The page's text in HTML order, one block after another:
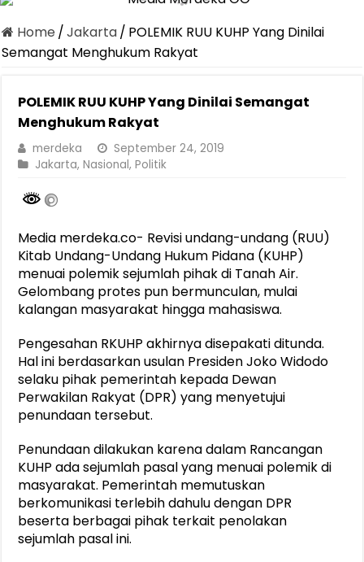
Home /Jakarta/ POLEMIK RUU KUHP Yang Dinilai
Semangat Menghukum Rakyat
POLEMIK RUU KUHP Yang Dinilai Semangat
Menghukum Rakyat
merdeka
September 24, 2019
Jakarta,Nasional,Politik
Media merdeka.co- Revisi undang-undang (RUU)
Kitab Undang-Undang Hukum Pidana (KUHP)
menuai polemik sejumlah pihak di Tanah Air.
Gelombang protes pun bermunculan, mulai
kalangan masyarakat hingga mahasiswa.
Pengesahan RKUHP akhirnya disepakati ditunda.
Hal ini berdasarkan usulan Presiden Joko Widodo
selaku pihak pemerintah kepada Dewan
Perwakilan Rakyat (DPR) yang menyetujui
penundaan tersebut.
Penundaan dilakukan karena dalam Rancangan
KUHP ada sejumlah pasal yang menuai polemik di
masyarakat. Pemerintah memutuskan
berkomunikasi terlebih dahulu dengan DPR
beserta berbagai pihak terkait penolakan
sejumlah pasal ini.